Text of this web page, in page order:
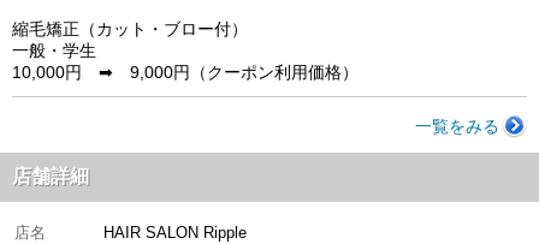
縮毛矯正（カット・ブロー付）
一般・学生
10,000円 ➡ 9,000円（クーポン利用価格）
一覧をみる
店舗詳細
店名 HAIR SALON Ripple